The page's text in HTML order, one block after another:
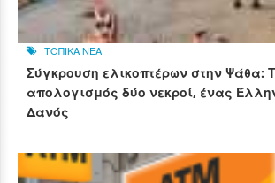
ΤΟΠΙΚΑ ΝΕΑ
Σύγκρουση ελικοπτέρων στην Ψάθα:
απολογισμός δύο νεκροί, ένας
Δανός